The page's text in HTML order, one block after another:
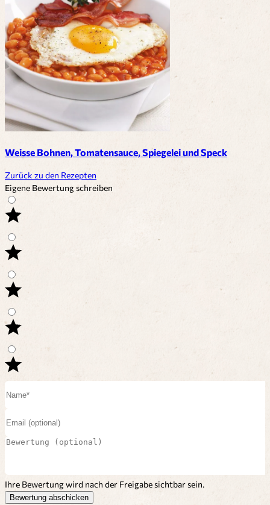
Weisse Bohnen, Tomatensauce, Spiegelei und Speck
Zurück zu den Rezepten
Eigene Bewertung schreiben
Ihre Bewertung wird nach der Freigabe sichtbar sein.
Bewertung abschicken